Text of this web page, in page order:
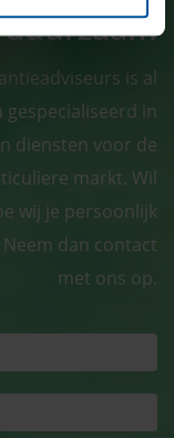
is al
gespecialiseerd in
diensten voor de
markt. Wil
wij je persoonlijk
dan contact
met ons op.